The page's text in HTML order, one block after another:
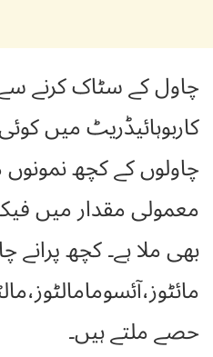
چاول کے سٹاک کرنے
کاربوہائیڈریٹ میں
چاولوں کے کچھ
معمولی مقدار میں
بھی ملا ہے۔ کچھ پرانے
حصے ملتے ہیں۔